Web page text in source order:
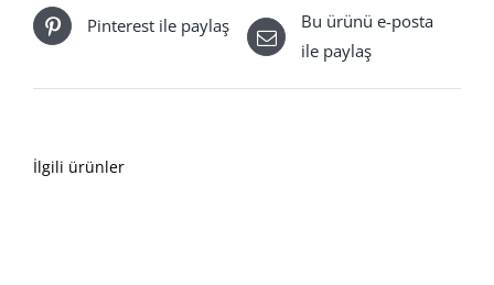
Pinterest ile paylaş
Bu ürünü e-posta
ile paylaş
İlgili ürünler